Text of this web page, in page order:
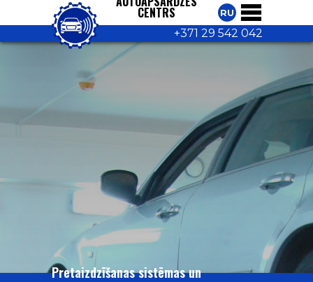
+371 29 542 042
CENTRS RU
Pretaizdzīšanas sistēmas un